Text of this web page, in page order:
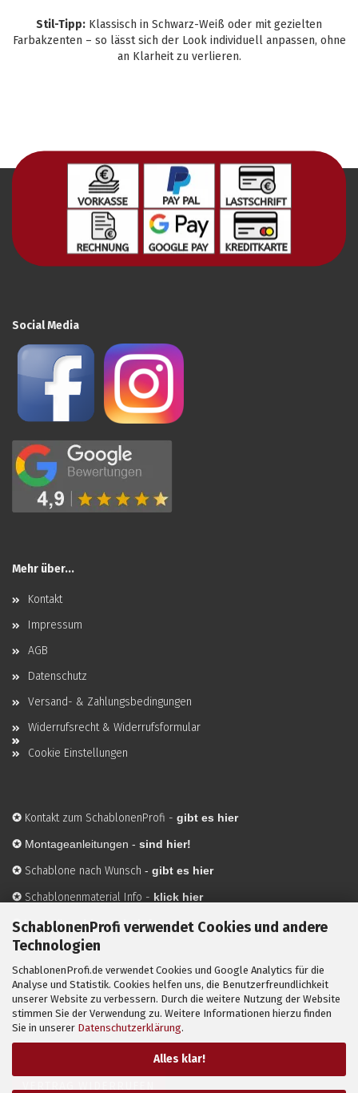
SchablonenProfi verwendet Cookies und andere
Technologien
SchablonenProfi.de verwendet Cookies und Google Analytics für die
Analyse und Statistik. Cookies helfen uns, die Benutzerfreundlichkeit
unserer Website zu verbessern. Durch die weitere Nutzung der Website
stimmen Sie der Verwendung zu. Weitere Informationen hierzu finden
Sie in unserer Datenschutzerklärung.
Alles klar!
Stil-Tipp: Klassisch in Schwarz-Weiß oder mit gezielten
Farbakzenten – so lässt sich der Look individuell anpassen, ohne
an Klarheit zu verlieren.
Social Media
Mehr über...
Kontakt
Impressum
AGB
Datenschutz
Versand- & Zahlungsbedingungen
Widerrufsrecht & Widerrufsformular
Cookie Einstellungen
✪ Kontakt zum SchablonenProfi - gibt es hier
✪ Montageanleitungen - sind hier!
✪ Schablone nach Wunsch - gibt es hier
✪ Schablonenmaterial Info - klick hier
✪Hersteller-hier mehr Infos
Mit ✪ gekennzeichnete Bilder sind KI-generierte
Anwendungsbeispiele zur Visualisierung der Motive.
© SchablonenProfi.de2026